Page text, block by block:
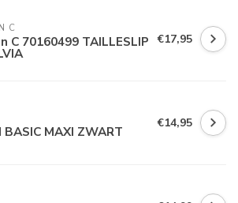
C
C 70160499 TAILLESLIP €17,95
BASIC MAXI ZWART €14,95